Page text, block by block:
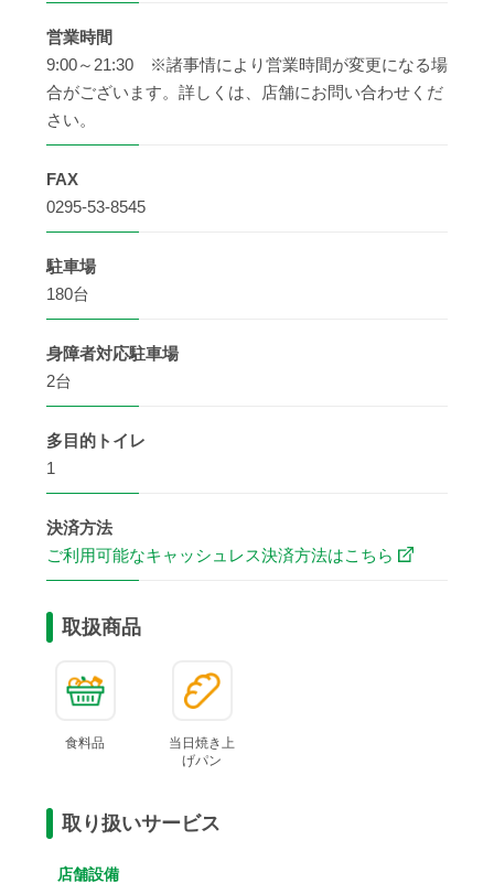
営業時間
9:00～21:30 ※諸事情により営業時間が変更になる場
合がございます。詳しくは、店舗にお問い合わせくだ
さい。
FAX
0295-53-8545
駐車場
180台
身障者対応駐車場
2台
多目的 トイレ
1
決済方法
ご利用可能なキャッシュレス決済方法はこちら
取扱商品
食料品
当日焼き上
げパン
取り扱いサービス
店舗設備